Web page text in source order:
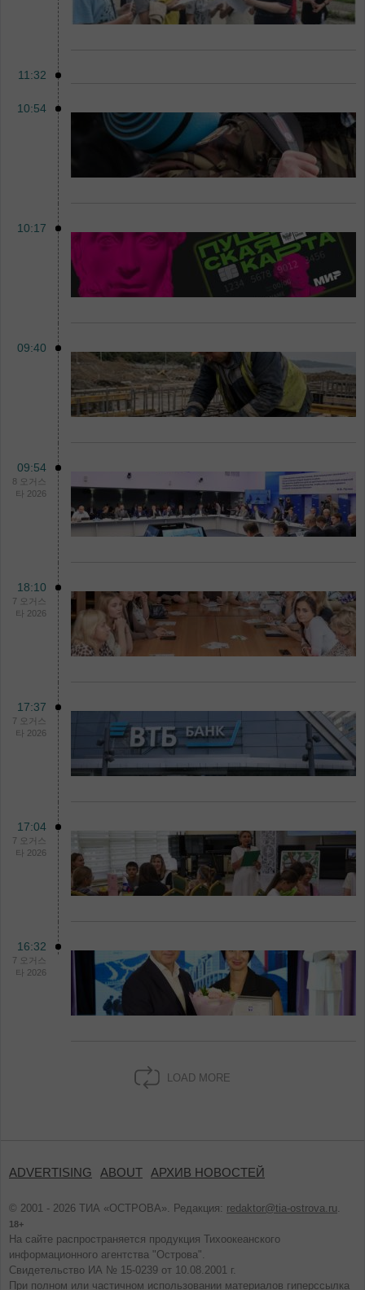
11:32
10:54
10:17
09:40
09:54
8 오거스
타 2026
18:10
7 오거스
타 2026
17:37
7 오거스
타 2026
17:04
7 오거스
타 2026
16:32
7 오거스
타 2026
LOAD MORE
ADVERTISING ABOUT АРХИВ НОВОСТЕЙ
© 2001 - 2026 ТИА «ОСТРОВА». Редакция: redaktor@tia-ostrova.ru
18+
На сайте распространяется продукция Тихоокеанского
информационного агентства "Острова".
Свидетельство ИА № 15-0239 от 10.08.2001 г.
При полном или частичном использовании материалов гиперссылка